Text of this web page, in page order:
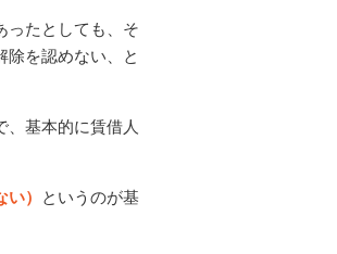
ったとしても、そ
除を認めない、と
、基本的に賃借人
）
というのが基